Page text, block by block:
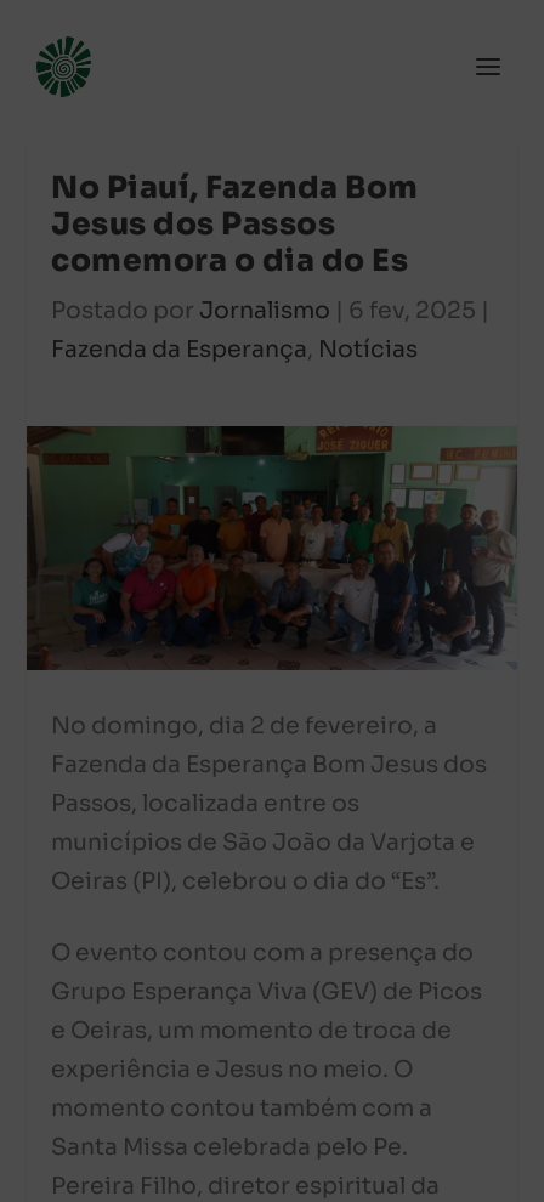
No Piauí, Fazenda Bom
Jesus dos Passos
comemora o dia do Es
Postado por Jornalismo | 6 fev, 2025 |
Fazenda da Esperança, Notícias
No domingo, dia 2 de fevereiro, a
Fazenda da Esperança Bom Jesus dos
Passos, localizada entre os
municípios de São João da Varjota e
Oeiras (PI), celebrou o dia do “Es”.
O evento contou com a presença do
Grupo Esperança Viva (GEV) de Picos
e Oeiras, um momento de troca de
experiência e Jesus no meio. O
momento contou também com a
Santa Missa celebrada pelo Pe.
Pereira Filho, diretor espiritual da